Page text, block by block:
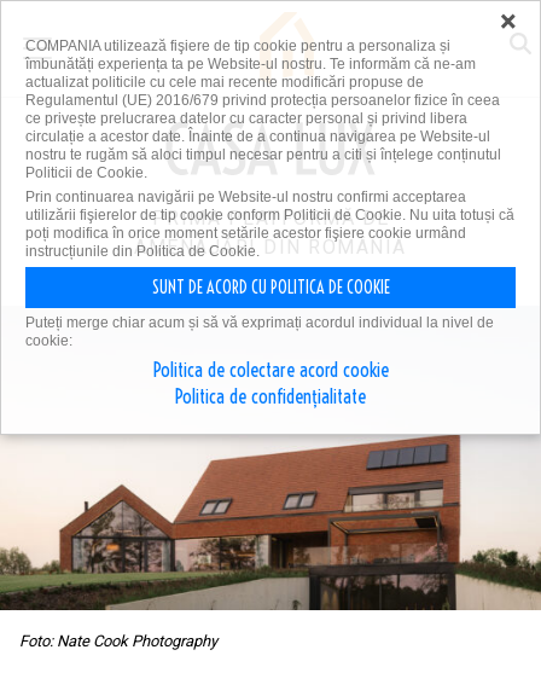
PRIMA PLATFORMĂ DE
AMENAJĂRI DIN ROMÂNIA
Foto: Nate Cook Photography
×
COMPANIA utilizează fişiere de tip cookie pentru a personaliza și
îmbunătăți experiența ta pe Website-ul nostru. Te informăm că ne-am
actualizat politicile cu cele mai recente modificări propuse de
Regulamentul (UE) 2016/679 privind protecția persoanelor fizice în ceea
ce privește prelucrarea datelor cu caracter personal și privind libera
circulație a acestor date. Înainte de a continua navigarea pe Website-ul
nostru te rugăm să aloci timpul necesar pentru a citi și înțelege conținutul
Politicii de Cookie.
Prin continuarea navigării pe Website-ul nostru confirmi acceptarea
utilizării fişierelor de tip cookie conform Politicii de Cookie. Nu uita totuși că
poți modifica în orice moment setările acestor fişiere cookie urmând
instrucțiunile din Politica de Cookie.
SUNT DE ACORD CU POLITICA DE COOKIE
Puteți merge chiar acum și să vă exprimați acordul individual la nivel de
cookie:
Politica de colectare acord cookie
Politica de confidențialitate